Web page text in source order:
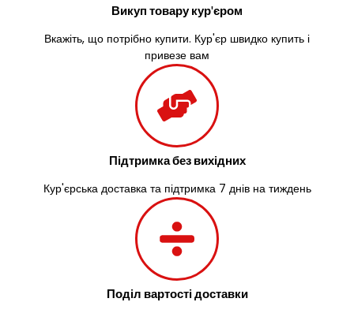
Викуп товару кур'єром
Вкажіть, що потрібно купити. Кур'єр швидко купить і
привезе вам
Підтримка без вихідних
Кур'єрська доставка та підтримка 7 днів на тиждень
Поділ вартості доставки
Великий Омеляник
Верхнедніпровськ
Вільнянськ
Вишгород